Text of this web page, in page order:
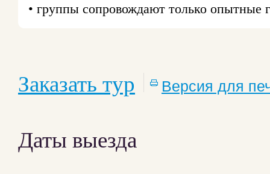
• группы сопровождают только опытные
Заказать тур Версия для
Даты выезда